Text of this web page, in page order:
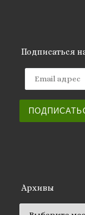
Подписаться
Архивы